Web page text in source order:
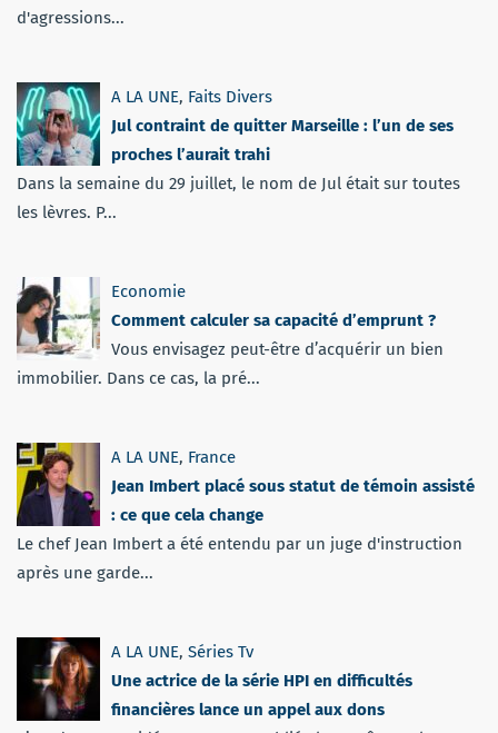
d'agressions...
A LA UNE, Faits Divers
Jul contraint de quitter Marseille : l’un de ses
proches l’aurait trahi
Dans la semaine du 29 juillet, le nom de Jul était sur toutes
les lèvres. P...
Economie
Comment calculer sa capacité d’emprunt ?
Vous envisagez peut-être d’acquérir un bien
immobilier. Dans ce cas, la pré...
A LA UNE, France
Jean Imbert placé sous statut de témoin assisté
: ce que cela change
Le chef Jean Imbert a été entendu par un juge d'instruction
après une garde...
A LA UNE, Séries Tv
Une actrice de la série HPI en difficultés
financières lance un appel aux dons